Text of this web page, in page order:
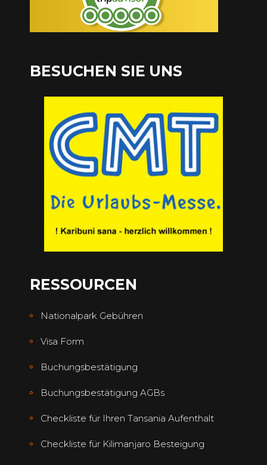
BESUCHEN SIE UNS
RESSOURCEN
Nationalpark Gebühren
Visa Form
Buchungsbestätigung
Buchungsbestätigung AGBs
Checkliste für Ihren Tansania Aufenthalt
Checkliste für Kilimanjaro Besteigung